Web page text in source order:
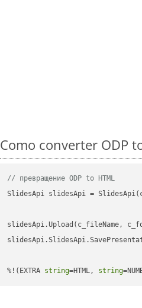
Como converter ODP
// превращение ODP to HTML
SlidesApi slidesApi =
slidesApi.Upload(c_fileName,
%!(EXTRA string=HTML, string